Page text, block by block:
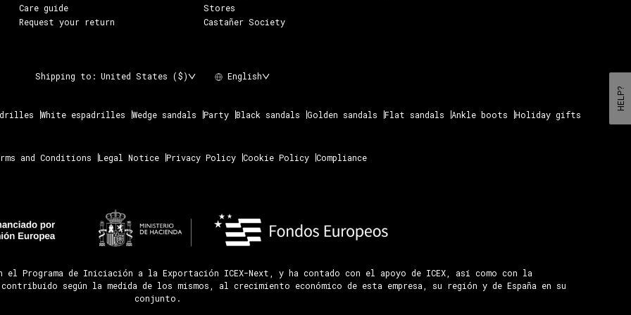
Care guide
Request your return
Stores
Castañer Society
Shipping to: United States ($) English
White espadrilles Wedge sandals Party Black sandals Golden sandals Flat sandals Ankle boots Holiday gifts
and Conditions Legal Notice Privacy Policy Cookie Policy Compliance
Programa de Iniciación a la Exportación ICEX-Next, y ha contado con el apoyo de ICEX, así como con la
contribuido según la medida de los mismos, al crecimiento económico de esta empresa, su región y de España en su
conjunto.
HELP?